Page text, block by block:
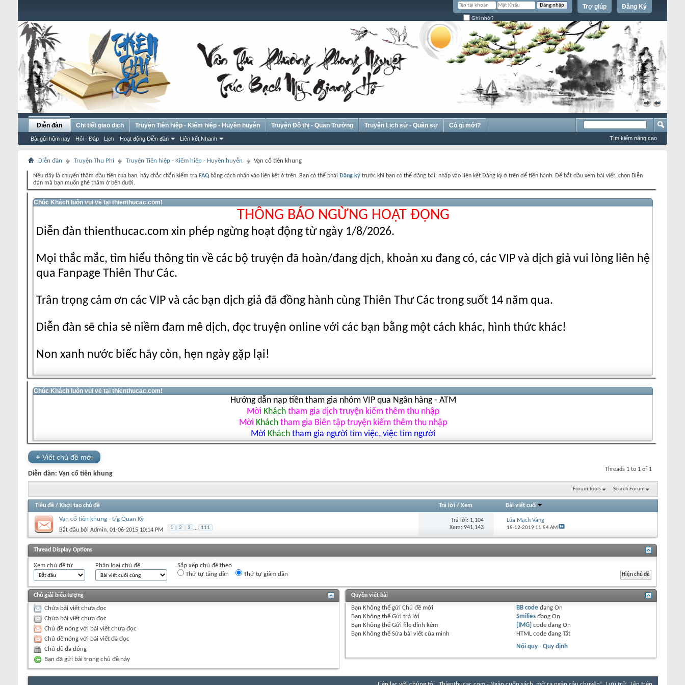
Đăng Ký
Trợ giúp
Ghi nhớ?
«
»
Diễn đàn
Bài gửi hôm nay Hỏi - Đáp Lịch Hoạt động Diễn đàn Liên kết Nhanh
Chi tiết giao dịch Truyện Tiên hiệp - Kiếm hiệp - Huyền huyễn Truyện Đô thị - Quan Trường Truyện Lịch sử - Quân sự Có gì mới?
Tìm kiếm nâng cao
Diễn đàn Truyện Thu Phí Truyện Tiên hiệp - Kiếm hiệp - Huyền huyễn Vạn cổ tiên khung
Nếu đây là chuyến thăm đầu tiên của bạn, hãy chắc chắn kiểm tra FAQ bằng cách nhấn vào liên kết ở trên. Bạn có thể phải Đăng ký trước khi bạn có thể đăng bài: nhấp vào liên kết Đăng ký ở trên để tiến hành. Để bắt đầu xem bài viết, chọn Diễn
đàn mà bạn muốn ghé thăm ở bên dưới.
Chúc Khách luôn vui vẻ tại thienthucac.com!
THÔNG BÁO NGỪNG HOẠT ĐỘNG
Diễn đàn thienthucac.com xin phép ngừng hoạt động từ ngày 1/8/2026.
Mọi thắc mắc, tìm hiểu thông tin về các bộ truyện đã hoàn/đang dịch, khoản xu đang có, các VIP và dịch giả vui lòng liên hệ
qua Fanpage Thiên Thư Các.
Trân trọng cảm ơn các VIP và các bạn dịch giả đã đồng hành cùng Thiên Thư Các trong suốt 14 năm qua.
Diễn đàn sẽ chia sẻ niềm đam mê dịch, đọc truyện online với các bạn bằng một cách khác, hình thức khác!
Non xanh nước biếc hãy còn, hẹn ngày gặp lại!
Chúc Khách luôn vui vẻ tại thienthucac.com!
Hướng dẫn nạp tiền tham gia nhóm VIP qua Ngân hàng - ATM
Mời Khách tham gia dịch truyện kiếm thêm thu nhập
Mời Khách tham gia Biên tập truyện kiếm thêm thu nhập
Mời Khách tham gia người tìm việc, việc tìm người
+ Viết chủ đề mới
Threads 1 to 1 of 1
Diễn đàn: Vạn cổ tiên khung
Forum Tools Search Forum
Tiêu đề / Khởi tạo chủ đề Trả lời /Xem Bài viết cuối
Vạn cổ tiên khung - t/g Quan Kỳ
Bắt đầu bởi Admin‎, 01-06-2015 10:14 PM 1 2 3 ... 111
Trả lời: 1,104
Xem: 941,143
Lúa Mạch Vàng
15-12-2019 11:54 AM
+Viết chủ đề mới
Thread Display Options
Xem chủ đề từ Phân loại chủ đề:
Sắp xếp chủ đề theo
Thứ tự tăng dần
Thứ tự giảm dần
Chú giải biểu tượng
Chứa bài viết chưa đọc
Chứa bài viết chưa đọc
Chủ đề nóng với bài viết chưa đọc
Chủ đề nóng với bài viết đã đọc
Chủ đề đã đóng
Bạn đã gửi bài trong chủ đề này
Quyền viết bài
BạnKhông thể gửi Chủ đề mới
BạnKhông thể Gửi trả lời
BạnKhông thể Gửi file đính kèm
BạnKhông thể Sửa bài viết của mình
BB code đang On
Smilies đang On
[IMG] code đang On
HTML code đang Tắt
Nội quy - Quy định